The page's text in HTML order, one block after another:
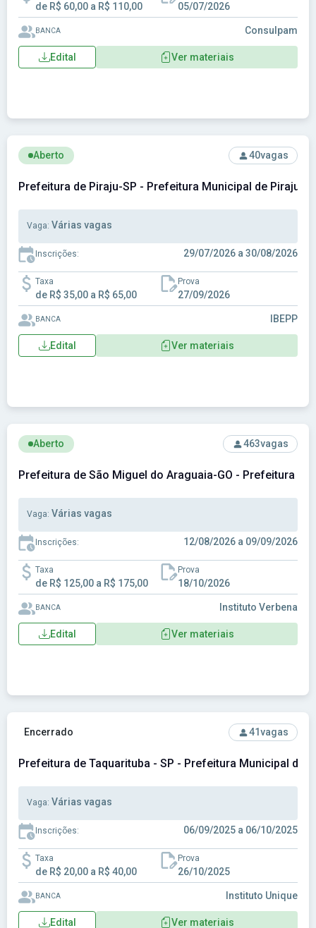
de R$ 60,00 a R$ 110,00 05/07/2026
BANCA Consulpam
Edital Ver materiais
Ver concurso: Prefeitura de Piraju-SP - Prefeitura Municipal
Aberto 40vagas
Prefeitura de Piraju-SP - Prefeitura Municipal de Piraju-
Vaga: Várias vagas
Inscrições: 29/07/2026 a 30/08/2026
Taxa
de R$ 35,00 a R$ 65,00
Prova
27/09/2026
BANCA IBEPP
Edital Ver materiais
Ver concurso: Prefeitura de São Miguel do Araguaia-GO -
Aberto 463vagas
Prefeitura de São Miguel do Araguaia-GO - Prefeitura
Vaga: Várias vagas
Inscrições: 12/08/2026 a 09/09/2026
Taxa
de R$ 125,00 a R$ 175,00
Prova
18/10/2026
BANCA Instituto Verbena
Edital Ver materiais
Ver concurso: Prefeitura de Taquarituba - SP - Prefeitura
Encerrado 41vagas
Prefeitura de Taquarituba - SP - Prefeitura Municipal de
Vaga: Várias vagas
Inscrições: 06/09/2025 a 06/10/2025
Taxa
de R$ 20,00 a R$ 40,00
Prova
26/10/2025
BANCA Instituto Unique
Edital Ver materiais